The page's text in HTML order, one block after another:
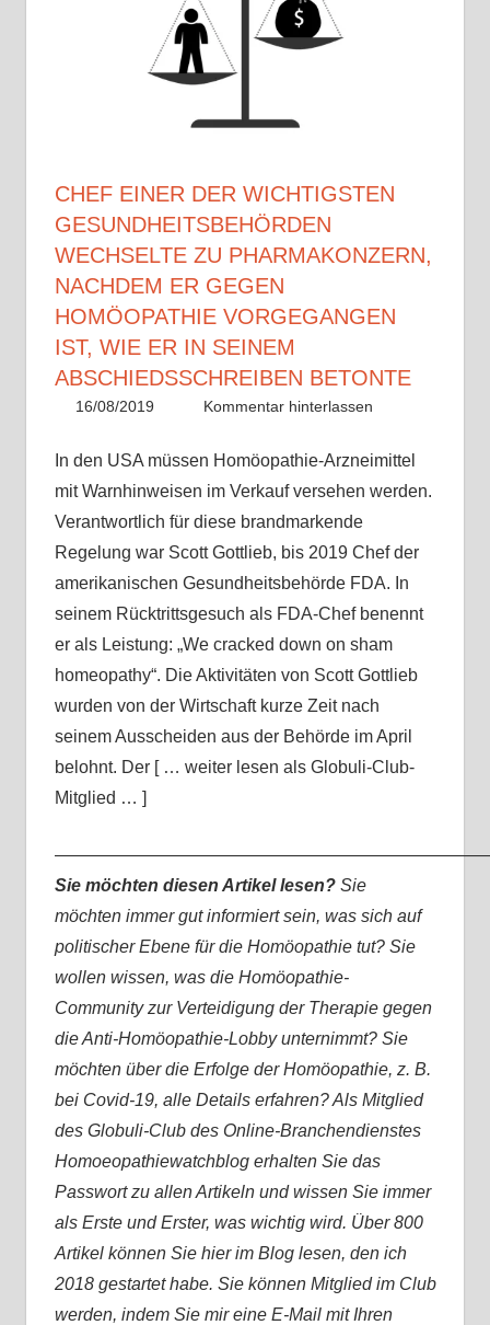
CHEF EINER DER WICHTIGSTEN
GESUNDHEITSBEHÖRDEN
WECHSELTE ZU PHARMAKONZERN,
NACHDEM ER GEGEN
HOMÖOPATHIE VORGEGANGEN
IST, WIE ER IN SEINEM
ABSCHIEDSSCHREIBEN BETONTE
16/08/2019 Christian J. Becker
Allgemein
Kommentar hinterlassen
In den USA müssen Homöopathie-Arzneimittel
mit Warnhinweisen im Verkauf versehen werden.
Verantwortlich für diese brandmarkende
Regelung war Scott Gottlieb, bis 2019 Chef der
amerikanischen Gesundheitsbehörde FDA. In
seinem Rücktrittsgesuch als FDA-Chef benennt
er als Leistung: „We cracked down on sham
homeopathy“. Die Aktivitäten von Scott Gottlieb
wurden von der Wirtschaft kurze Zeit nach
seinem Ausscheiden aus der Behörde im April
belohnt. Der [ … weiter lesen als Globuli-Club-
Mitglied … ]
Sie möchten diesen Artikel lesen? Sie
möchten immer gut informiert sein, was sich auf
politischer Ebene für die Homöopathie tut? Sie
wollen wissen, was die Homöopathie-
Community zur Verteidigung der Therapie gegen
die Anti-Homöopathie-Lobby unternimmt? Sie
möchten über die Erfolge der Homöopathie, z. B.
bei Covid-19, alle Details erfahren? Als Mitglied
des Globuli-Club des Online-Branchendienstes
Homoeopathiewatchblog erhalten Sie das
Passwort zu allen Artikeln und wissen Sie immer
als Erste und Erster, was wichtig wird. Über 800
Artikel können Sie hier im Blog lesen, den ich
2018 gestartet habe. Sie können Mitglied im Club
werden, indem Sie mir eine E-Mail mit Ihren